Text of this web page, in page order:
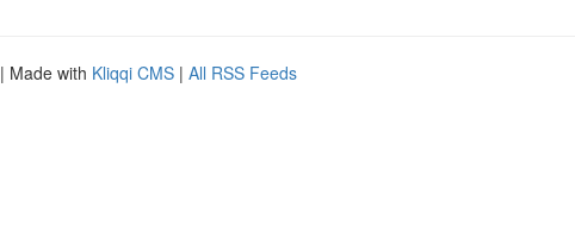
| Made with Kliqqi CMS | All RSS Feeds